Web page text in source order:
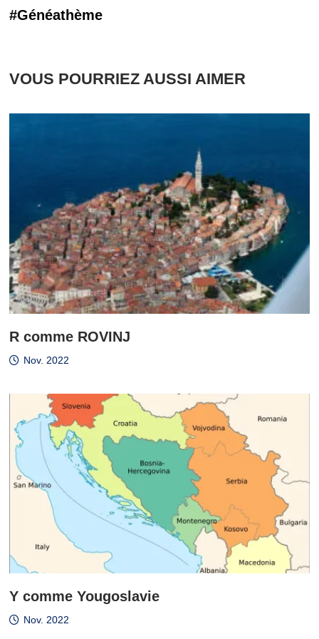
#Généathème
VOUS POURRIEZ AUSSI AIMER
R comme ROVINJ
Nov. 2022
Y comme Yougoslavie
Nov. 2022